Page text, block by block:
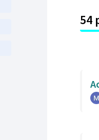
54